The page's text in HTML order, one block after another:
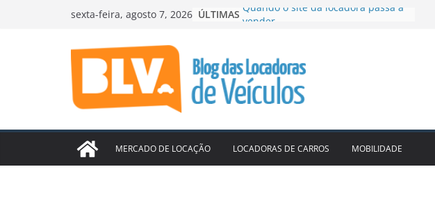
sexta-feira, agosto 7, 2026 ÚLTIMAS Localiza lucra R$ 1bi no 2T26 e
ampliar locação de veículos
ABLA contrata executiva para o RJ e
ES
Mercado aquecido leva Localiza
MERCADO DE LOCAÇÃO LOCADORAS DE CARROS MOBILIDADE